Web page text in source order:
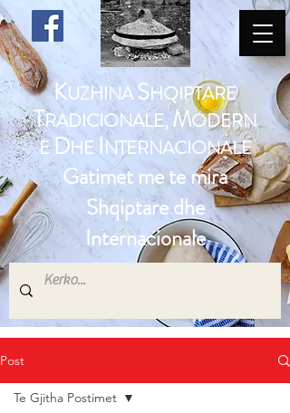
KUZHINASHQIPTARE
TRADICIONALE, MODERN
EDHE INTERNACIONALE
Gatimet me te mira
Shqiptare dhe
Internacionale
Post
Te Gjitha Postimet